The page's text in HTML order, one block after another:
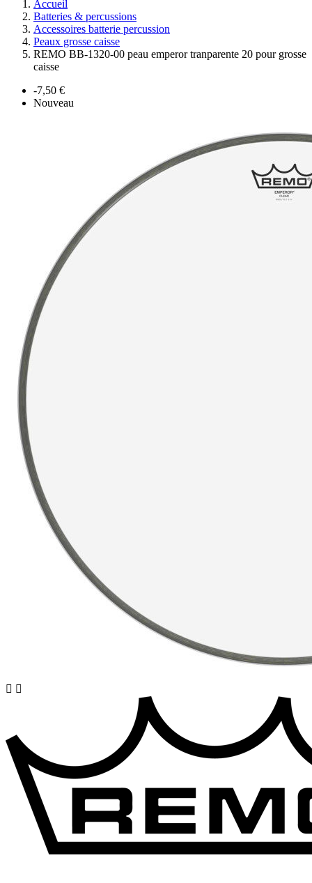
Accueil
Batteries & percussions
Accessoires batterie percussion
Peaux grosse caisse
REMO BB-1320-00 peau emperor tranparente 20 pour grosse
caisse
-7,50 €
Nouveau
 